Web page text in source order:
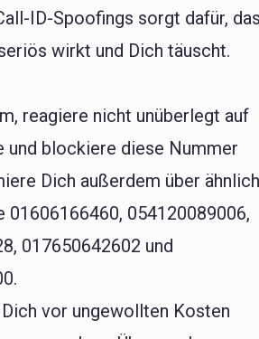
ID-Spoofings sorgt dafür,
wirkt und Dich täuscht.
reagiere nicht unüberlegt auf
und blockiere diese Nummer
Dich außerdem über
01606166460, 054120089006,
017650642602 und
vor ungewollten Kosten